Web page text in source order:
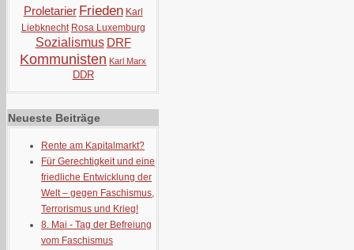
Proletarier Frieden Karl
Liebknecht Rosa Luxemburg
Sozialismus DRF
Kommunisten Karl Marx
DDR
Neueste Beiträge
Rente am Kapitalmarkt?
Für Gerechtigkeit und eine
friedliche Entwicklung der
Welt – gegen Faschismus,
Terrorismus und Krieg!
8. Mai - Tag der Befreiung
vom Faschismus